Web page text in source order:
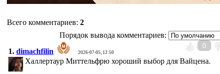
Всего комментариев: 2
Порядок вывода комментариев:
0
1. dimachfilin 2026-07-05, 12:50
Халлертаур Миттельфрю хороший выбор для Вайцена.